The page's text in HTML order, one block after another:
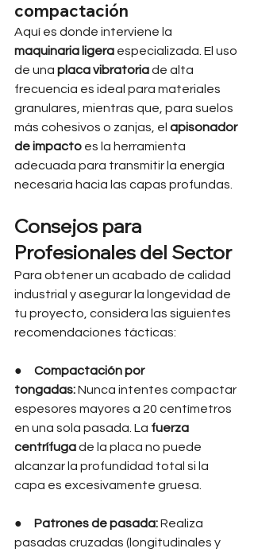
compactación
Aquí es donde interviene la
maquinaria ligera especializada. El uso
de una placa vibratoria de alta
frecuencia es ideal para materiales
granulares, mientras que, para suelos
más cohesivos o zanjas, el apisonador
de impacto es la herramienta
adecuada para transmitir la energía
necesaria hacia las capas profundas.
Consejos para
Profesionales del Sector
Para obtener un acabado de calidad
industrial y asegurar la longevidad de
tu proyecto, considera las siguientes
recomendaciones tácticas:
● Compactación por
tongadas: Nunca intentes compactar
espesores mayores a 20 centímetros
en una sola pasada. La fuerza
centrífuga de la placa no puede
alcanzar la profundidad total si la
capa es excesivamente gruesa.
● Patrones de pasada: Realiza
pasadas cruzadas (longitudinales y